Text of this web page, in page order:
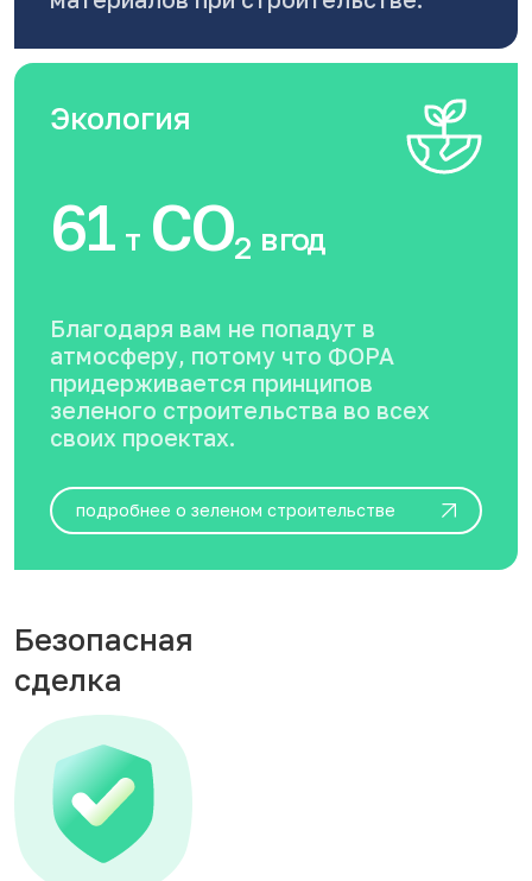
Экология
61 тCO2 в год
Благодаря вам не попадут в
атмосферу, потому что ФОРА
придерживается принципов
зеленого строительства во всех
своих проектах.
подробнее о зеленом строительстве
Безопасная
сделка